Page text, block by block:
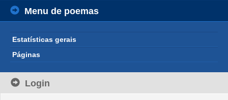
Menu de poemas
Estatísticas gerais
Páginas
Login